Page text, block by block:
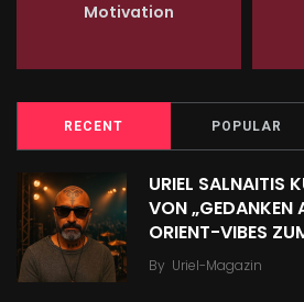
Motivation
RECENT POPULAR
URIEL SALNAITIS
VON „GEDANKEN
ORIENT-VIBES
By Uriel-Magazin